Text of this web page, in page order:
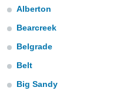
forma
digital
basada
permite
Alberton
Bearcreek
Belgrade
Belt
Big Sandy